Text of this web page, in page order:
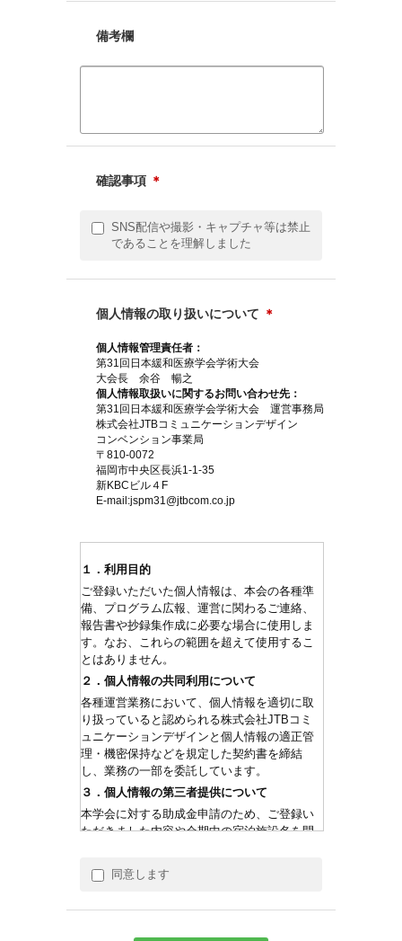
備考欄
確認事項 ＊
SNS配信や撮影・キャプチャ等は禁止
であることを理解しました
個人情報の取り扱いについて ＊
個人情報管理責任者：
第31回日本緩和医療学会学術大会
大会長 余谷 暢之
個人情報取扱いに関するお問い合わせ先：
第31回日本緩和医療学会学術大会 運営事務局
株式会社JTBコミュニケーションデザイン
コンベンション事業局
〒810-0072
福岡市中央区長浜1-1-35
新KBCビル４F
E-mail:jspm31@jtbcom.co.jp
１．利用目的
ご登録いただいた個人情報は、本会の各種準
備、プログラム広報、運営に関わるご連絡、
報告書や抄録集作成に必要な場合に使用しま
す。なお、これらの範囲を超えて使用するこ
とはありません。
２．個人情報の共同利用について
各種運営業務において、個人情報を適切に取
り扱っていると認められる株式会社JTBコミ
ュニケーションデザインと個人情報の適正管
理・機密保持などを規定した契約書を締結
し、業務の一部を委託しています。
３．個人情報の第三者提供について
本学会に対する助成金申請のため、ご登録い
ただきました内容や会期中の宿泊施設名を開
ます。その他では法令の規定等や参加者及び
同意します